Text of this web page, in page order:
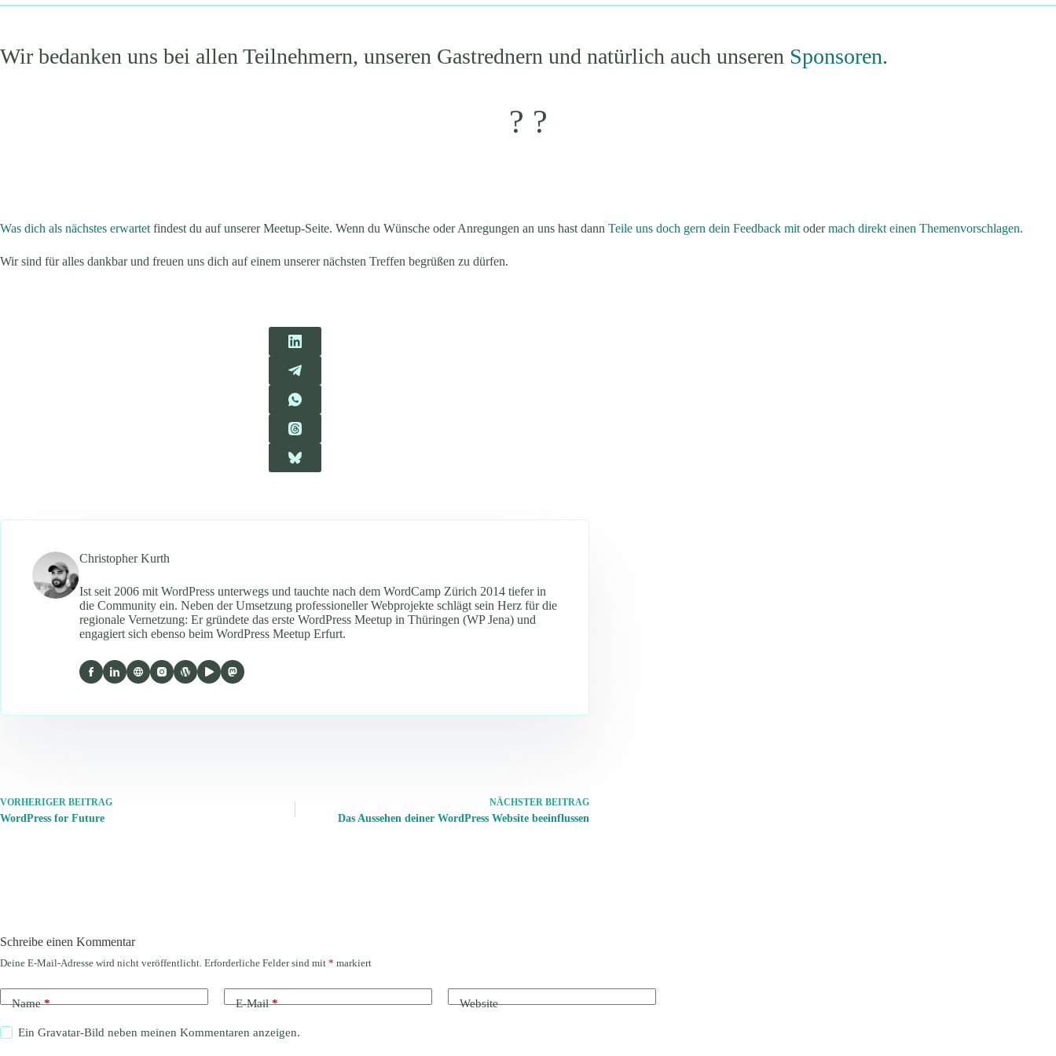
Wir bedanken uns bei allen Teilnehmern, unseren Gastrednern und natürlich auch unseren Sponsoren.
? ?
Was dich als nächstes erwartet findest du auf unserer Meetup-Seite. Wenn du Wünsche oder Anregungen an uns hast dann Teile uns doch gern dein Feedback mit odermach direkt einen Themenvorschlagen.
Wir sind für alles dankbar und freuen uns dich auf einem unserer nächsten Treffen begrüßen zu dürfen.
Christopher Kurth
Ist seit 2006 mit WordPress unterwegs und tauchte nach dem WordCamp Zürich 2014 tiefer in
die Community ein. Neben der Umsetzung professioneller Webprojekte schlägt sein Herz für die
regionale Vernetzung: Er gründete das erste WordPress Meetup in Thüringen (WP Jena) und
engagiert sich ebenso beim WordPress Meetup Erfurt.
VORHERIGER BEITRAG
WordPress for Future
NÄCHSTER BEITRAG
Das Aussehen deiner WordPress Website beeinflussen
Schreibe einen Kommentar
Deine E-Mail-Adresse wird nicht veröffentlicht. Erforderliche Felder sind mit * markiert
Name* E-Mail* Website
EinGravatar-Bild neben meinen Kommentaren anzeigen.